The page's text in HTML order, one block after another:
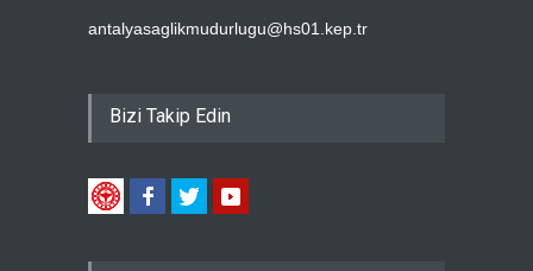
antalyasaglikmudurlugu@hs01.kep.tr
Bizi Takip Edin